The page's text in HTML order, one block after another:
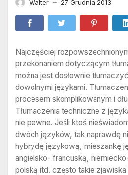
Walter — 27 Grudnia 2013
Najczęściej
przekonaniem dotyczącym
można jest dosłownie
dowolnymi językami.
procesem skomplikowanym i
Tłumaczenia techniczne z
nie pewne. Jeśli ktoś
dwóch języków, tak naprawdę
hybrydę językową, mieszankę
angielsko- francuską,
polską itd. często takie zjawiska